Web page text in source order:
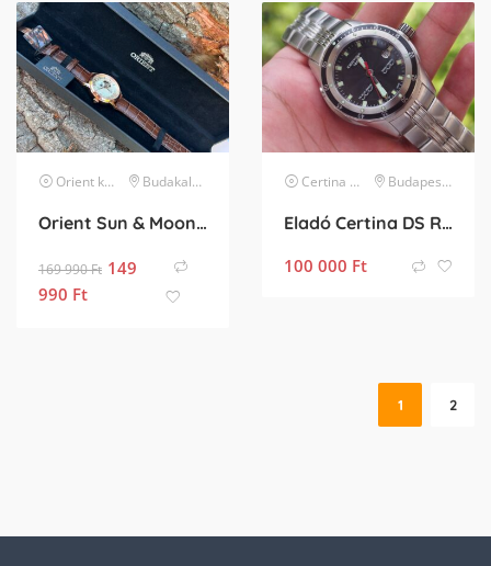
Orient karóra Budakalász
Orient Sun & Moon Open Heart
169 990Ft 149
990 Ft
Certina karóraBudapest VI. kerület
Eladó Certina DS Ribbon
100 000 Ft
1 2